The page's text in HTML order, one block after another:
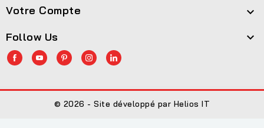
Votre Compte 
Follow Us 
© 2026 - Site développé par Helios IT